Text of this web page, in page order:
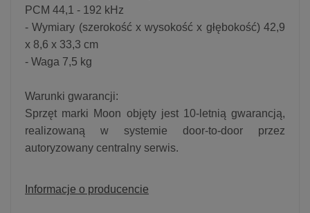
PCM 44,1 - 192 kHz
- Wymiary (szerokość x wysokość x głębokość) 42,9
x 8,6 x 33,3 cm
- Waga 7,5 kg
Warunki gwarancji:
Sprzęt marki Moon objęty jest 10-letnią gwarancją,
realizowaną w systemie door-to-door przez
autoryzowany centralny serwis.
Informacje o producencie